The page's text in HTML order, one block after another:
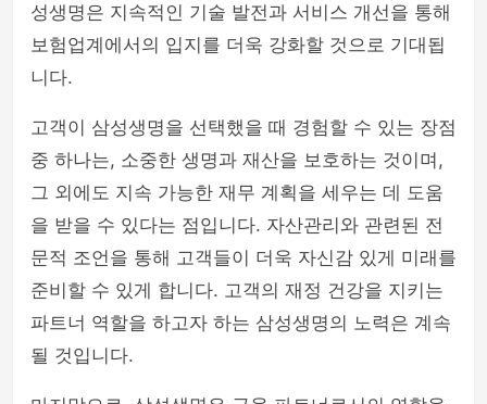
성생명은 지속적인 기술 발전과 서비스 개선을 통해
보험업계에서의 입지를 더욱 강화할 것으로 기대됩
니다.
고객이 삼성생명을 선택했을 때 경험할 수 있는 장점
중 하나는, 소중한 생명과 재산을 보호하는 것이며,
그 외에도 지속 가능한 재무 계획을 세우는 데 도움
을 받을 수 있다는 점입니다. 자산관리와 관련된 전
문적 조언을 통해 고객들이 더욱 자신감 있게 미래를
준비할 수 있게 합니다. 고객의 재정 건강을 지키는
파트너 역할을 하고자 하는 삼성생명의 노력은 계속
될 것입니다.